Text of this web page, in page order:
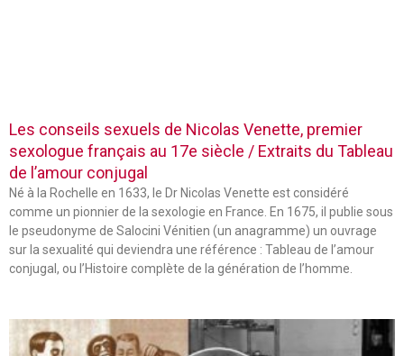
Les conseils sexuels de Nicolas Venette, premier
sexologue français au 17e siècle / Extraits du Tableau
de l’amour conjugal
Né à la Rochelle en 1633, le Dr Nicolas Venette est considéré
comme un pionnier de la sexologie en France. En 1675, il publie sous
le pseudonyme de Salocini Vénitien (un anagramme) un ouvrage
sur la sexualité qui deviendra une référence : Tableau de l’amour
conjugal, ou l’Histoire complète de la génération de l’homme.